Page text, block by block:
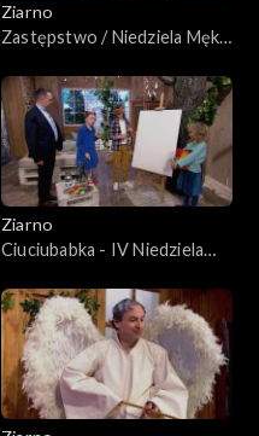
Ziarno
Zastępstwo / Niedziela Męki
Ziarno
Ciuciubabka - IV Niedziela